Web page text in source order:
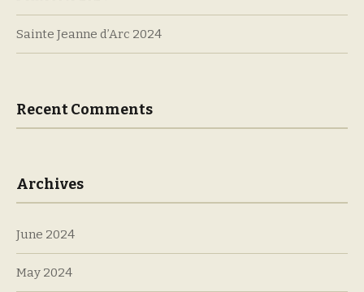
Sainte Jeanne d’Arc 2024
Recent Comments
Archives
June 2024
May 2024